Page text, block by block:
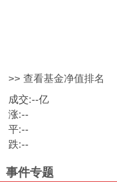
>> 查看基金净值排名
成交:--亿
涨:--
平:--
跌:--
事件专题